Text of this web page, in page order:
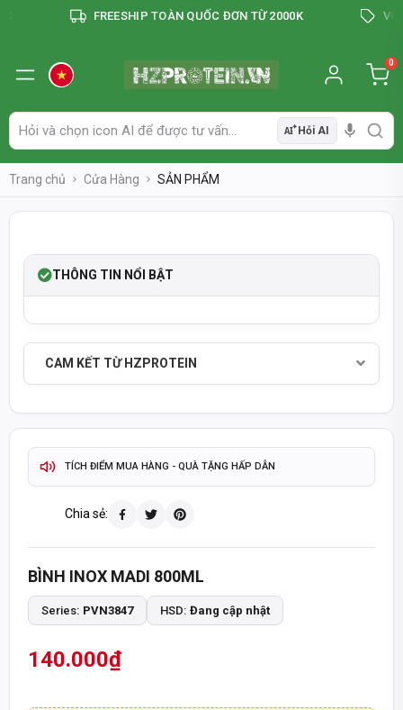
FREESHIP TOÀN QUỐC ĐƠN TỪ 2000K
AI Hỏi AI
0
Trang chủ Cửa Hàng SẢN PHẨM
THÔNG TIN NỔI BẬT
CAM KẾT TỪ HZPROTEIN
THÔNG TIN SẢN PHẨM CẬP NHẬTTỰ ĐỘNG & CHÍNH XÁC
GIAO HÀNG HOẢ TỐC TP.HCM2-4 GIỜ
ĐỔI TRẢ 15 NGÀY
TÍCH ĐIỂM MUA HÀNG - QUÀ TẶNG HẤP DẪN
TƯ VẤN ĐẶT HÀNG QUA HOTLINE
MỞ CỬA T2-T7:8:30 - 20:30CHỦ NHẬT:8:30 - 14:00
SẢN PHẨM CHÍNH HÃNG - THANH TOÁN KHI NHẬN HÀNG
Chia sẻ:
BÌNH INOX MADI 800ML
Series: PVN3847 HSD: Đang cập nhật
140.000₫